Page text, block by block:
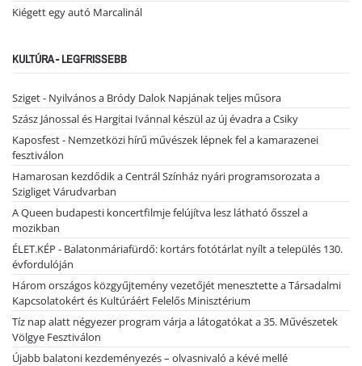
Kiégett egy autó Marcalinál
KULTÚRA - LEGFRISSEBB
Sziget - Nyilvános a Bródy Dalok Napjának teljes műsora
Szász Jánossal és Hargitai Ivánnal készül az új évadra a Csiky
Kaposfest - Nemzetközi hírű művészek lépnek fel a kamarazenei
fesztiválon
Hamarosan kezdődik a Centrál Színház nyári programsorozata a
Szigliget Várudvarban
A Queen budapesti koncertfilmje felújítva lesz látható ősszel a
mozikban
ÉLET.KÉP - Balatonmáriafürdő: kortárs fotótárlat nyílt a település 130.
évfordulóján
Három országos közgyűjtemény vezetőjét menesztette a Társadalmi
Kapcsolatokért és Kultúráért Felelős Minisztérium
Tíz nap alatt négyezer program várja a látogatókat a 35. Művészetek
Völgye Fesztiválon
Újabb balatoni kezdeményezés – olvasnivaló a kévé mellé